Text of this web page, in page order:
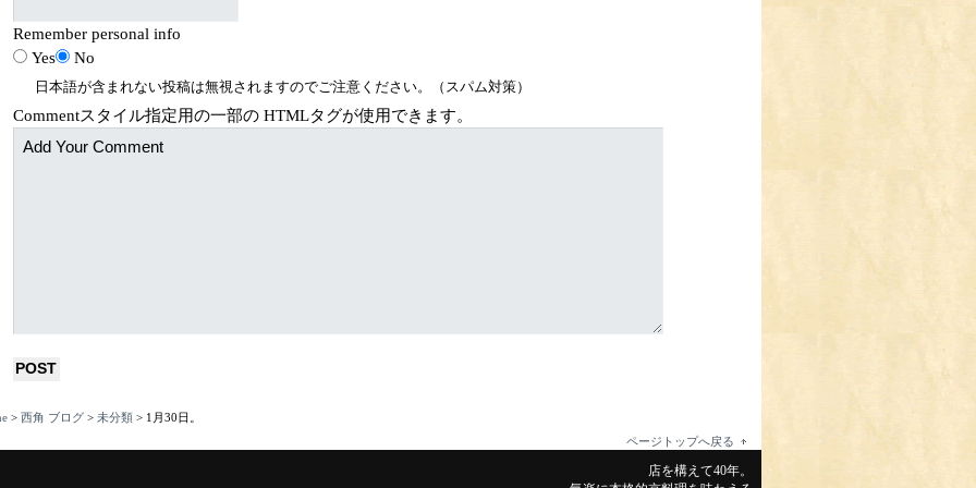
Remember personal info
Yes
No
日本語が含まれない投稿は無視されますのでご注意ください。（スパム対策）
Commentスタイル指定用の一部の HTMLタグが使用できます。
> 西角 ブログ> 未分類> 1月30日。
ページトップへ戻る
店を構えて40年。